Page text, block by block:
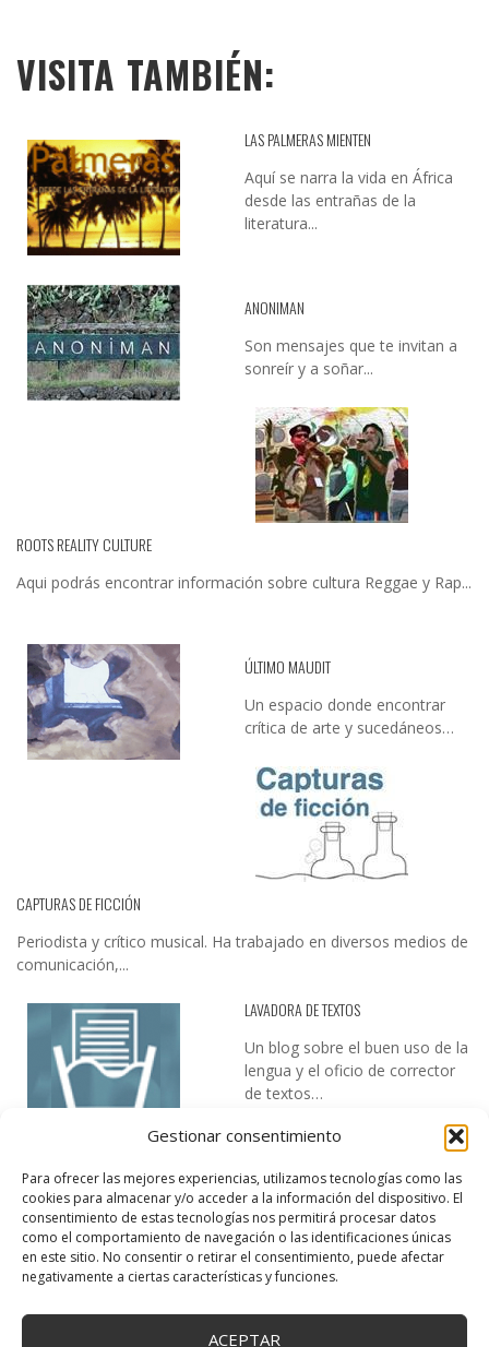
Gestionar consentimiento
Para ofrecer las mejores experiencias, utilizamos tecnologías como las
cookies para almacenar y/o acceder a la información del dispositivo. El
consentimiento de estas tecnologías nos permitirá procesar datos
como el comportamiento de navegación o las identificaciones únicas
en este sitio. No consentir o retirar el consentimiento, puede afectar
negativamente a ciertas características y funciones.
ACEPTAR
VISITA TAMBIÉN:
LAS PALMERAS MIENTEN
Aquí se narra la vida en África
desde las entrañas de la
literatura...
ANONIMAN
Son mensajes que te invitan a
sonreír y a soñar...
ROOTS REALITY CULTURE
Aqui podrás encontrar información sobre cultura Reggae y Rap...
ÚLTIMO MAUDIT
Un espacio donde encontrar
crítica de arte y sucedáneos…
CAPTURAS DE FICCIÓN
Periodista y crítico musical. Ha trabajado en diversos medios de
comunicación,...
LAVADORA DE TEXTOS
Un blog sobre el buen uso de la
lengua y el oficio de corrector
de textos…
DESIREE MARTÍN